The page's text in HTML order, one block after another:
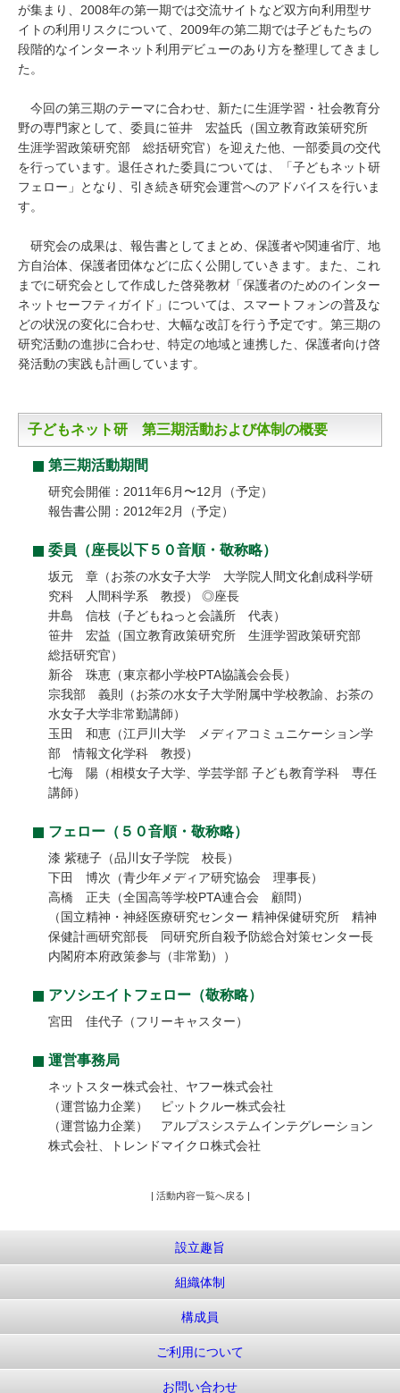
が集まり、2008年の第一期では交流サイトなど双方向利用型サ
イトの利用リスクについて、2009年の第二期では子どもたちの
段階的なインターネット利用デビューのあり方を整理してきまし
た。
今回の第三期のテーマに合わせ、新たに生涯学習・社会教育分
野の専門家として、委員に笹井 宏益氏（国立教育政策研究所
生涯学習政策研究部 総括研究官）を迎えた他、一部委員の交代
を行っています。退任された委員については、「子どもネット研
フェロー」となり、引き続き研究会運営へのアドバイスを行いま
す。
研究会の成果は、報告書としてまとめ、保護者や関連省庁、地
方自治体、保護者団体などに広く公開していきます。また、これ
までに研究会として作成した啓発教材「保護者のためのインター
ネットセーフティガイド」については、スマートフォンの普及な
どの状況の変化に合わせ、大幅な改訂を行う予定です。第三期の
研究活動の進捗に合わせ、特定の地域と連携した、保護者向け啓
発活動の実践も計画しています。
子どもネット研 第三期活動および体制の概要
第三期活動期間
研究会開催：2011年6月〜12月（予定）
報告書公開：2012年2月（予定）
委員（座長以下５０音順・敬称略）
坂元 章（お茶の水女子大学 大学院人間文化創成科学研
究科 人間科学系 教授） ◎座長
井島 信枝（子どもねっと会議所 代表）
笹井 宏益（国立教育政策研究所 生涯学習政策研究部
総括研究官）
新谷 珠恵（東京都小学校PTA協議会会長）
宗我部 義則（お茶の水女子大学附属中学校教諭、お茶の
水女子大学非常勤講師）
玉田 和恵（江戸川大学 メディアコミュニケーション学
部 情報文化学科 教授）
七海 陽（相模女子大学、学芸学部 子ども教育学科 専任
講師）
フェロー（５０音順・敬称略）
漆 紫穂子（品川女子学院 校長）
下田 博次（青少年メディア研究協会 理事長）
高橋 正夫（全国高等学校PTA連合会 顧問）
（国立精神・神経医療研究センター 精神保健研究所 精神
保健計画研究部長 同研究所自殺予防総合対策センター長
内閣府本府政策参与（非常勤））
アソシエイトフェロー（敬称略）
宮田 佳代子（フリーキャスター）
運営事務局
ネットスター株式会社、ヤフー株式会社
（運営協力企業） ピットクルー株式会社
（運営協力企業） アルプスシステムインテグレーション
株式会社、トレンドマイクロ株式会社
| 活動内容一覧へ戻る |
設立趣旨
組織体制
構成員
ご利用について
お問い合わせ